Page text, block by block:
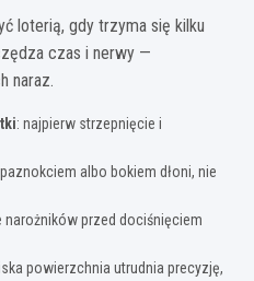
loterią, gdy trzyma się kilku
czas i nerwy —
naraz.
: najpierw strzepnięcie i
albo bokiem dłoni, nie
narożników przed dociśnięciem
powierzchnia utrudnia precyzję,